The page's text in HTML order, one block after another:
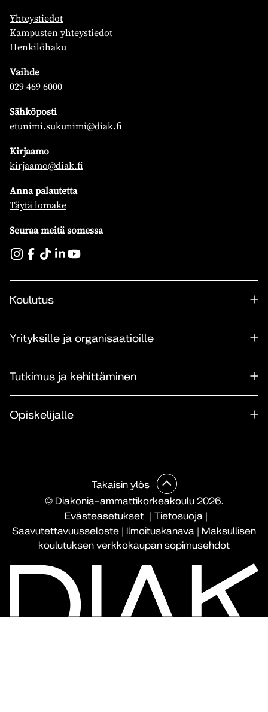
Yhteystiedot
Kampusten yhteystiedot
Henkilöhaku
Vaihde
029 469 6000
Sähköposti
etunimi.sukunimi@diak.fi
Kirjaamo
kirjaamo@diak.fi
Anna palautetta
Täytä lomake
Seuraa meitä somessa
Koulutus
Yrityksille ja organisaatioille
Tutkimus ja kehittäminen
Opiskelijalle
© Diakonia–ammattikorkeakoulu 2026.
Evästeasetukset
| Tietosuoja |
Saavutettavuusseloste | Ilmoituskanava | Maksullisen
koulutuksen verkkokaupan sopimusehdot
Takaisin ylös